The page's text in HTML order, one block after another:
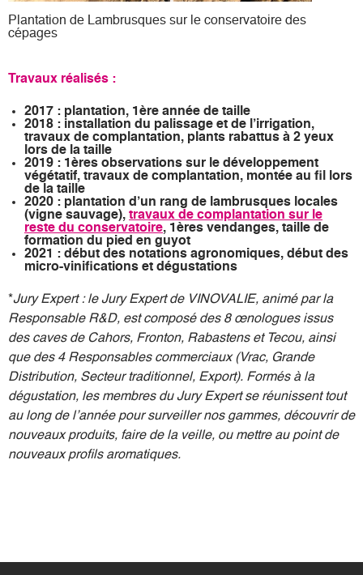
Plantation de Lambrusques sur le conservatoire des
cépages
Travaux réalisés :
2017 : plantation, 1ère année de taille
2018 : installation du palissage et de l’irrigation,
travaux de complantation, plants rabattus à 2 yeux
lors de la taille
2019 : 1ères observations sur le développement
végétatif, travaux de complantation, montée au fil lors
de la taille
2020 : plantation d’un rang de lambrusques locales
(vigne sauvage), travaux de complantation sur le
reste du conservatoire, 1ères vendanges, taille de
formation du pied en guyot
2021 : début des notations agronomiques, début des
micro-vinifications et dégustations
*Jury Expert : le Jury Expert de VINOVALIE, animé par la
Responsable R&D, est composé des 8 œnologues issus
des caves de Cahors, Fronton, Rabastens et Tecou, ainsi
que des 4 Responsables commerciaux (Vrac, Grande
Distribution, Secteur traditionnel, Export). Formés à la
dégustation, les membres du Jury Expert se réunissent tout
au long de l’année pour surveiller nos gammes, découvrir de
nouveaux produits, faire de la veille, ou mettre au point de
nouveaux profils aromatiques.